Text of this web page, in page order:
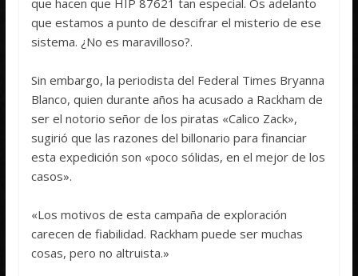
que estamos a punto de descifrar el misterio de ese
sistema. ¿No es maravilloso?.
Sin embargo, la periodista del Federal Times Bryanna
Blanco, quien durante años ha acusado a Rackham de
ser el notorio señor de los piratas «Calico Zack»,
sugirió que las razones del billonario para financiar
esta expedición son «poco sólidas, en el mejor de los
casos».
«Los motivos de esta campaña de exploración
carecen de fiabilidad. Rackham puede ser muchas
cosas, pero no altruista.»